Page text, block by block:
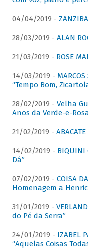
04/04/2019 -
28/03/2019 - ALAN
21/03/2019 - ROSE
14/03/2019 -
“Tempo Bom,
28/02/2019 - Velha
Anos da Verde-e-
21/02/2019 - ABACATE
14/02/2019 - BIQUINI
Dá”
07/02/2019 - COISA
Homenagem a
31/01/2019 -
do Pé da Serra”
24/01/2019 - IZABEL
“Aquelas Coisas